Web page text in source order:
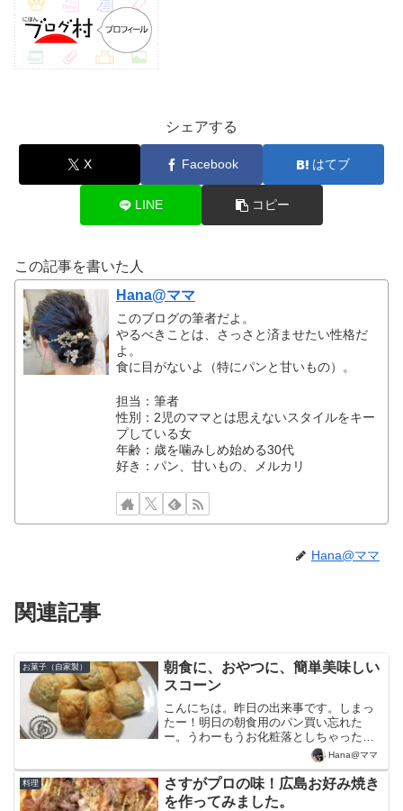
シェアする
X Facebook はてブ
LINE コピー
この記事を書いた人
Hana@ママ
このブログの筆者だよ。
やるべきことは、さっさと済ませたい性格だ
よ。
食に目がないよ（特にパンと甘いもの）。
担当：筆者
性別：2児のママとは思えないスタイルをキー
プしている女
年齢：歳を噛みしめ始める30代
好き：パン、甘いもの、メルカリ
Hana@ママ
関連記事
お菓子（自家製）
朝食に、おやつに、簡単美味しい
スコーン
こんにちは。昨日の出来事です。しまっ
たー！明日の朝食用のパン買い忘れた
ー。うわーもうお化粧落としちゃった
し、出かけたくないー。どーしよー、何
か簡単にできるものないかなーというこ
とで、スコーンなるものを初めて作って
みました。スコーンってわたし...
Hana@ママ
料理
さすがプロの味！広島お好み焼き
を作ってみました。